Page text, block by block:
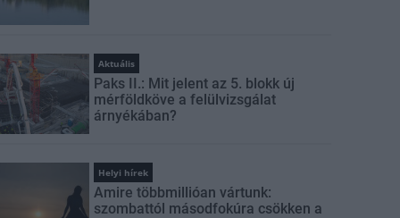
Aktuális
Paks II.: Mit jelent az 5. blokk új
mérföldköve a felülvizsgálat
árnyékában?
Helyi hírek
Amire többmillióan vártunk:
szombattól másodfokúra csökken a